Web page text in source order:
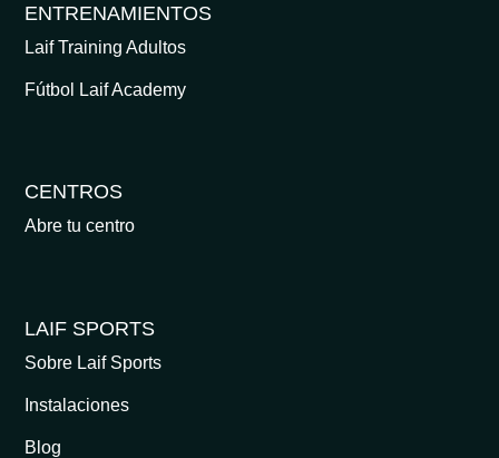
ENTRENAMIENTOS
Laif Training Adultos
Fútbol Laif Academy
CENTROS
Abre tu centro
LAIF SPORTS
Sobre Laif Sports
Instalaciones
Blog